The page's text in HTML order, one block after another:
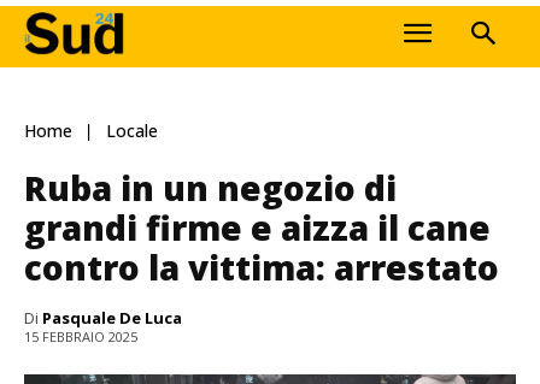
Home Locale
Ruba in un negozio di
grandi firme e aizza il cane
contro la vittima: arrestato
Di Pasquale De Luca
15 FEBBRAIO 2025